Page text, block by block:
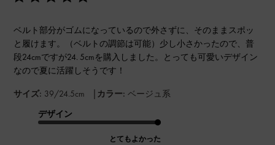
ベルト部分がゴムになっているので外さずに、そのままスポッ
と履けます。（ベルトの調節は可能）少し小さかったので、普
段24cmですが24. 5cmを購入しました。とっても可愛いデザイン
なので夏に活躍しそうです！
サイズ: 39/24.5cm | カラー: ベージュ系
デザイン
とてもよかった